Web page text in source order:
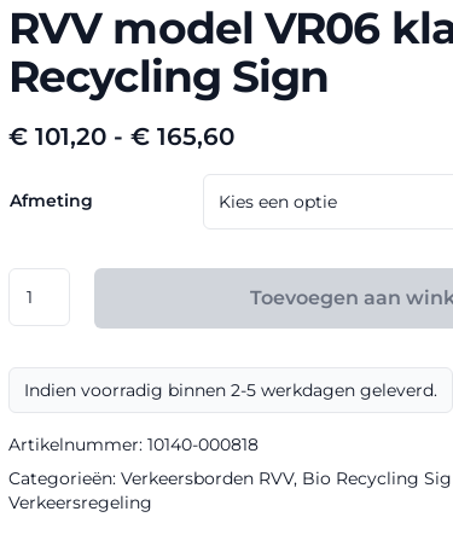
RVV model VR06
Recycling Sign
€ 101,20 - € 165,60Prijsklasse:
€ 101,20
tot
€ 165,60
Afmeting
model
klasse
Recycling
Sign
aantal
Toevoegen aan
Indien voorradig binnen 2-5 werkdagen geleverd.
Artikelnummer: 10140-000818
Categorieën: Verkeersborden RVV, Bio Recycling
Verkeersregeling